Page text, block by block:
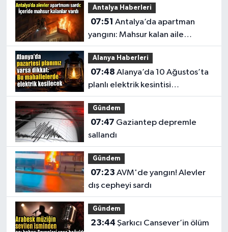
Antalya Haberleri
07:51
yangını: Mahsur kalan aile
kurtarıldı
Alanya Haberleri
07:48
planlı elektrik kesintisi
uygulanacak
Gündem
07:47
sallandı
Gündem
07:23
dış cepheyi sardı
Gündem
23:44